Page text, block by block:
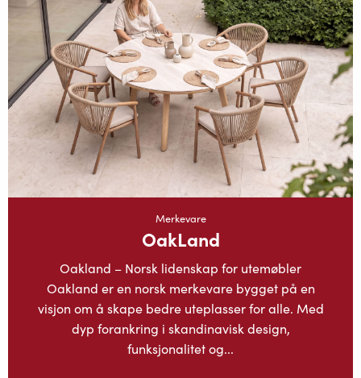
Merkevare
OakLand
Oakland – Norsk lidenskap for utemøbler
Oakland er en norsk merkevare bygget på en
visjon om å skape bedre uteplasser for alle. Med
dyp forankring i skandinavisk design,
funksjonalitet og...